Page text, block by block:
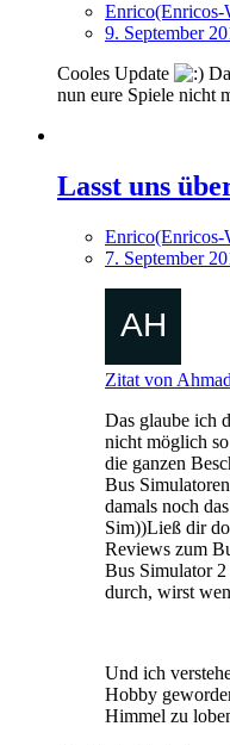
Enrico(Enricos-
9. September
Cooles Update
nun eure Spiele nicht
Lasst uns
Enrico(Enricos-
7. September
Zitat von
Das glaube ich
nicht möglich
die ganzen
Bus
damals noch
Sim))Ließ dir
Reviews zum
Bus Simulator
durch, wirst
Und ich
Hobby
Himmel zu